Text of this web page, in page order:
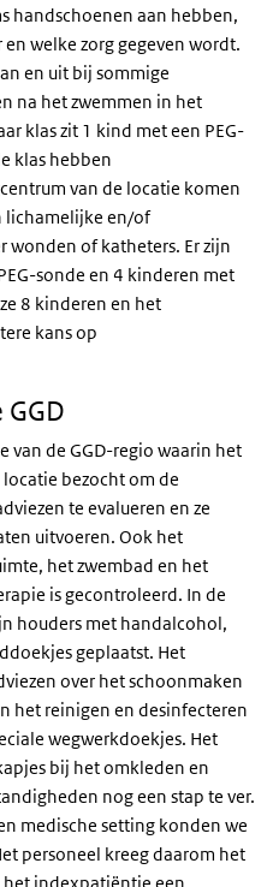
handschoenen aan hebben,
welke zorg gegeven wordt.
en uit bij sommige
na het zwemmen in het
klas zit 1 kind met een PEG-
klas hebben
van de locatie komen
lichamelijke en/of
of katheters. Er zijn
sonde en 4 kinderen met
8 kinderen en het
kans op
van de GGD-regio waarin het
bezocht om de
te evalueren en ze
uitvoeren. Ook het
het zwembad en het
is gecontroleerd. In de
houders met handalcohol,
geplaatst. Het
over het schoonmaken
het reinigen en desinfecteren
wegwerkdoekjes. Het
bij het omkleden en
nog een stap te ver.
medische setting konden we
personeel kreeg daarom het